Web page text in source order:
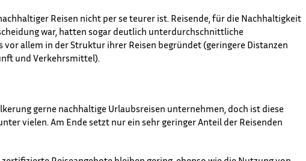
Reisen nicht per se teurer ist. Reisende, für die Nachhaltigkeit
war, hatten sogar deutlich unterdurchschnittliche
vor allem in der Struktur ihrer Reisen begründet (geringere Distanzen
und Verkehrsmittel).
gerne nachhaltige Urlaubsreisen unternehmen, doch ist diese
vielen. Am Ende setzt nur ein sehr geringer Anteil der Reisenden